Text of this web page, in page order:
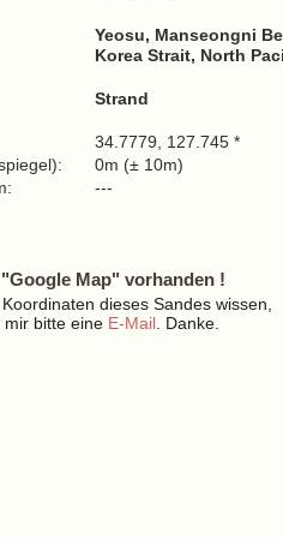
Yeosu, Manseongni
Korea Strait, North
Strand
34.7779, 127.745 *
0m (± 10m)
---
Map" vorhanden !
dieses Sandes wissen,
mir bitte eine E-Mail . Danke.